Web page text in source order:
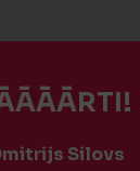
Silovs